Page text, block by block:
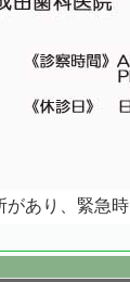
あり、緊急